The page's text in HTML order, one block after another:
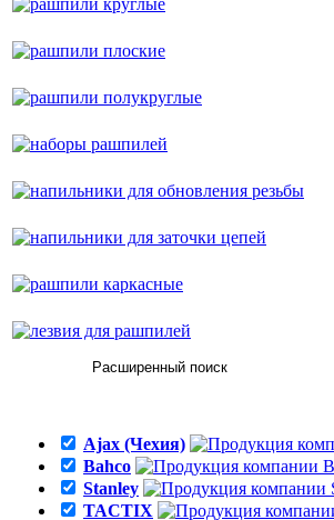
Ajax (Чехия)
Bahco
Stanley
TACTIX